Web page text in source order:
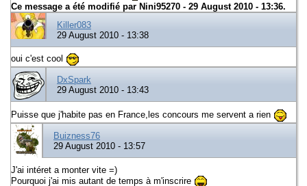
Ce message a été modifié par Nini95270 - 29 August 2010 - 13:36.
Killer083
29 August 2010 - 13:38
oui c'est cool
DxSpark
29 August 2010 - 13:43
Puisse que j'habite pas en France,les concours me servent a rien
Buizness76
29 August 2010 - 13:57
J'ai intéret a monter vite =)
Pourquoi j'ai mis autant de temps à m'inscrire